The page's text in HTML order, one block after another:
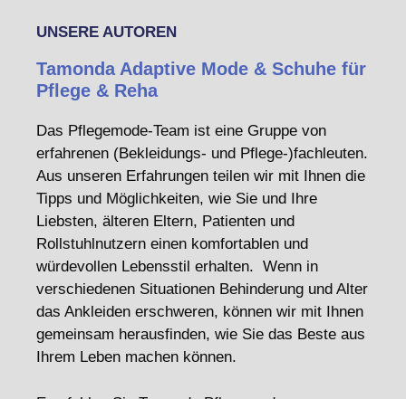
UNSERE AUTOREN
Tamonda Adaptive Mode & Schuhe für
Pflege & Reha
Das Pflegemode-Team ist eine Gruppe von
erfahrenen (Bekleidungs- und Pflege-)fachleuten.
Aus unseren Erfahrungen teilen wir mit Ihnen die
Tipps und Möglichkeiten, wie Sie und Ihre
Liebsten, älteren Eltern, Patienten und
Rollstuhlnutzern einen komfortablen und
würdevollen Lebensstil erhalten. Wenn in
verschiedenen Situationen Behinderung und Alter
das Ankleiden erschweren, können wir mit Ihnen
gemeinsam herausfinden, wie Sie das Beste aus
Ihrem Leben machen können.